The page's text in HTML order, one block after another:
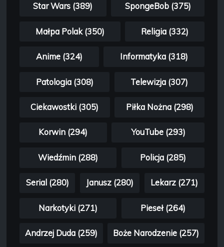
Star Wars (389) SpongeBob (375)
Małpa Polak (350) Religia (332)
Anime (324) Informatyka (318)
Patologia (308) Telewizja (307)
Ciekawostki (305) Piłka Nożna (298)
Korwin (294) YouTube (293)
Wiedźmin (288) Policja (285)
Serial (280) Janusz (280) Lekarz (271)
Narkotyki (271) Pieseł (264)
Andrzej Duda (259) Boże Narodzenie (257)